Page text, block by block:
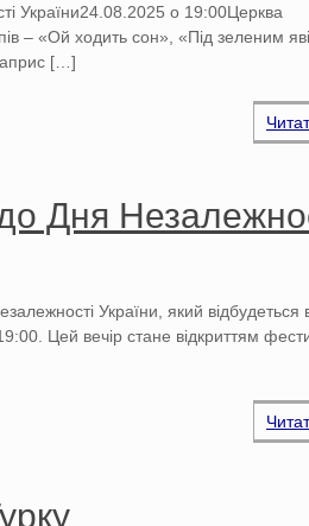
України24.08.2025 о 19:00Церква
– «Ой ходить сон», «Під зеленим
[…]
Дня
України, який відбудеться
Цей вечір стане відкриттям